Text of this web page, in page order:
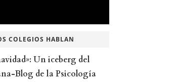
COLEGIOS HABLAN
Un iceberg del
Blog de la Psicología